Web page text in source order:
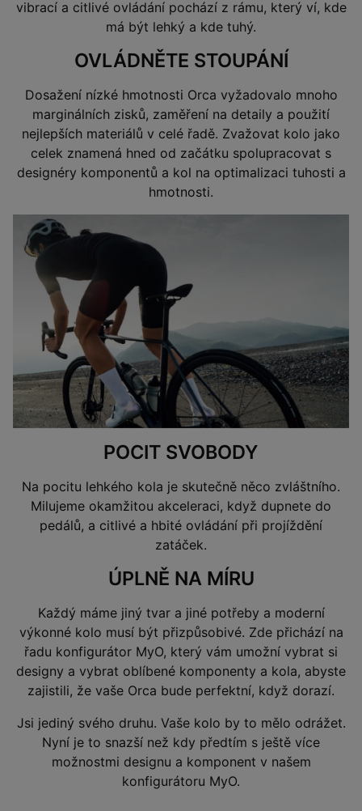
vibrací a citlivé ovládání pochází z rámu, který ví, kde
má být lehký a kde tuhý.
OVLÁDNĚTE STOUPÁNÍ
Dosažení nízké hmotnosti Orca vyžadovalo mnoho
marginálních zisků, zaměření na detaily a použití
nejlepších materiálů v celé řadě. Zvažovat kolo jako
celek znamená hned od začátku spolupracovat s
designéry komponentů a kol na optimalizaci tuhosti a
hmotnosti.
POCIT SVOBODY
Na pocitu lehkého kola je skutečně něco zvláštního.
Milujeme okamžitou akceleraci, když dupnete do
pedálů, a citlivé a hbité ovládání při projíždění
zatáček.
ÚPLNĚ NA MÍRU
Každý máme jiný tvar a jiné potřeby a moderní
výkonné kolo musí být přizpůsobivé. Zde přichází na
řadu konfigurátor MyO, který vám umožní vybrat si
designy a vybrat oblíbené komponenty a kola, abyste
zajistili, že vaše Orca bude perfektní, když dorazí.
Jsi jediný svého druhu. Vaše kolo by to mělo odrážet.
Nyní je to snazší než kdy předtím s ještě více
možnostmi designu a komponent v našem
konfigurátoru MyO.